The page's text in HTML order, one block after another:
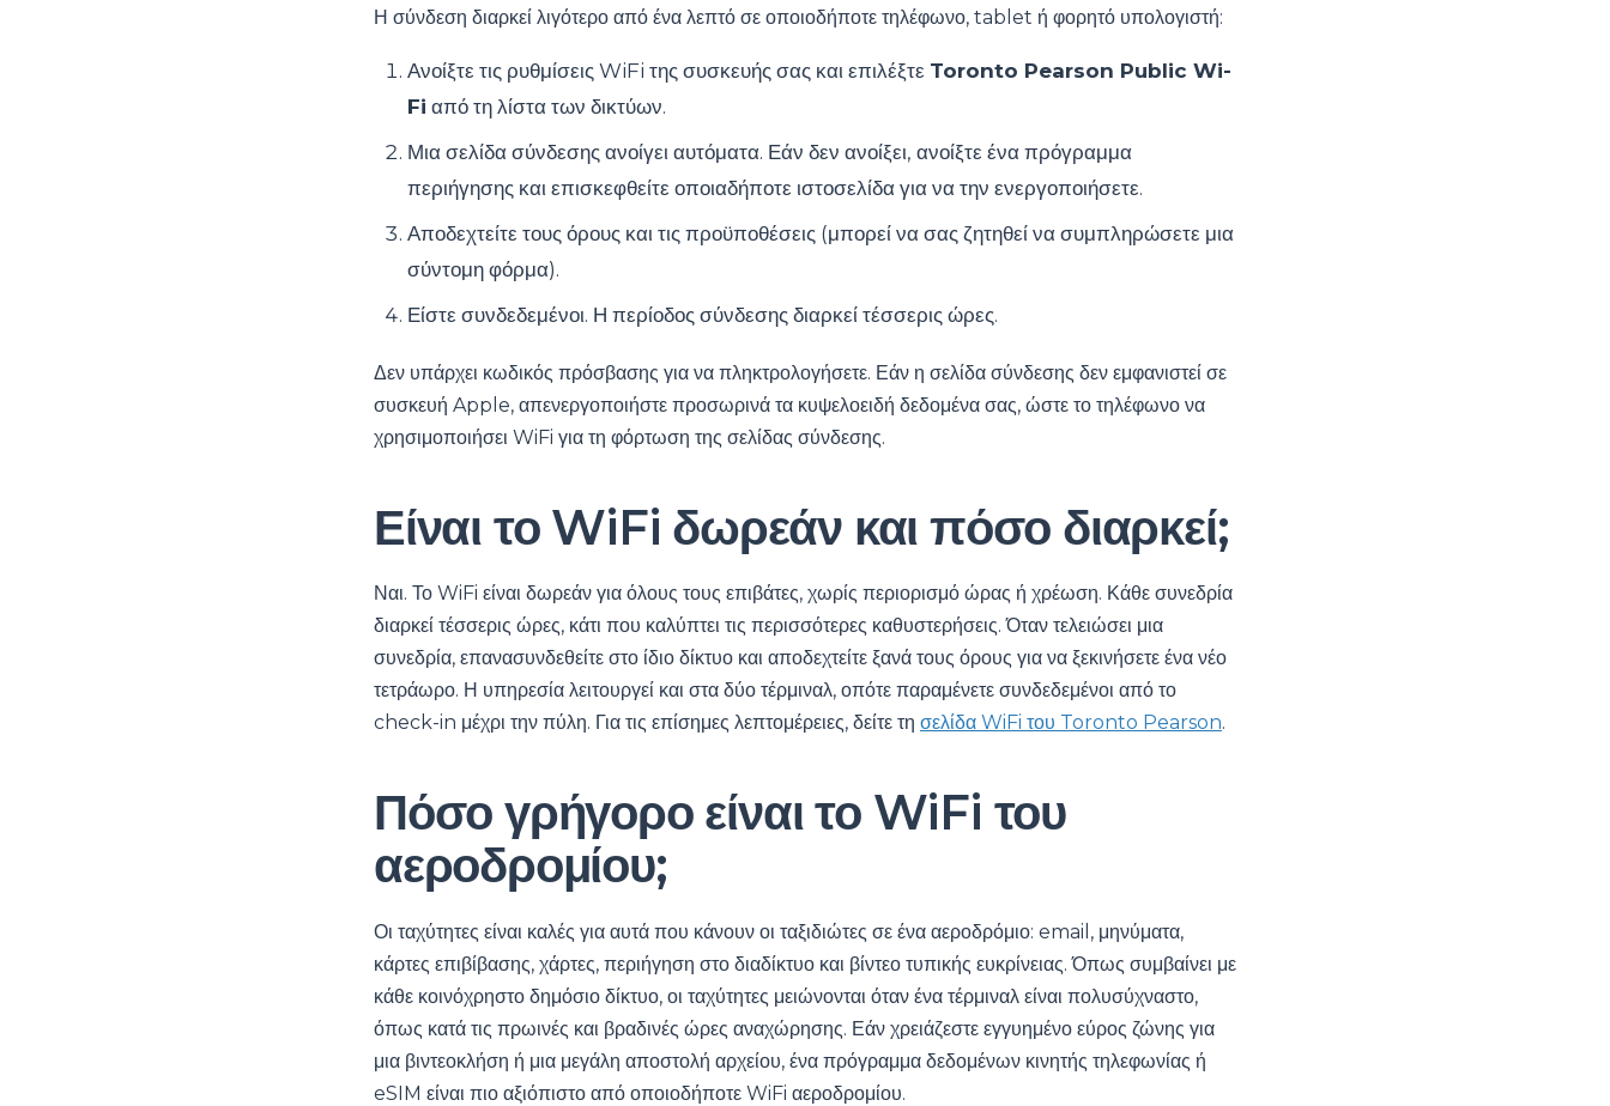
Η σύνδεση διαρκεί λιγότερο από ένα λεπτό σε οποιοδήποτε τηλέφωνο, tablet ή φορητό υπολογιστή:
Ανοίξτε τις ρυθμίσεις WiFi της συσκευής σας και επιλέξτε Toronto Pearson Public Wi-
Fi από τη λίστα των δικτύων.
Μια σελίδα σύνδεσης ανοίγει αυτόματα. Εάν δεν ανοίξει, ανοίξτε ένα πρόγραμμα
περιήγησης και επισκεφθείτε οποιαδήποτε ιστοσελίδα για να την ενεργοποιήσετε.
Αποδεχτείτε τους όρους και τις προϋποθέσεις (μπορεί να σας ζητηθεί να συμπληρώσετε μια
σύντομη φόρμα).
Είστε συνδεδεμένοι. Η περίοδος σύνδεσης διαρκεί τέσσερις ώρες.
Δεν υπάρχει κωδικός πρόσβασης για να πληκτρολογήσετε. Εάν η σελίδα σύνδεσης δεν εμφανιστεί σε
συσκευή Apple, απενεργοποιήστε προσωρινά τα κυψελοειδή δεδομένα σας, ώστε το τηλέφωνο να
χρησιμοποιήσει WiFi για τη φόρτωση της σελίδας σύνδεσης.
Είναι το WiFi δωρεάν και πόσο διαρκεί;
Ναι. Το WiFi είναι δωρεάν για όλους τους επιβάτες, χωρίς περιορισμό ώρας ή χρέωση. Κάθε συνεδρία
διαρκεί τέσσερις ώρες, κάτι που καλύπτει τις περισσότερες καθυστερήσεις. Όταν τελειώσει μια
συνεδρία, επανασυνδεθείτε στο ίδιο δίκτυο και αποδεχτείτε ξανά τους όρους για να ξεκινήσετε ένα νέο
τετράωρο. Η υπηρεσία λειτουργεί και στα δύο τέρμιναλ, οπότε παραμένετε συνδεδεμένοι από το
check-in μέχρι την πύλη. Για τις επίσημες λεπτομέρειες, δείτε τη σελίδα WiFi του Toronto Pearson.
Πόσο γρήγορο είναι το WiFi του
αεροδρομίου;
Οι ταχύτητες είναι καλές για αυτά που κάνουν οι ταξιδιώτες σε ένα αεροδρόμιο: email, μηνύματα,
κάρτες επιβίβασης, χάρτες, περιήγηση στο διαδίκτυο και βίντεο τυπικής ευκρίνειας. Όπως συμβαίνει με
κάθε κοινόχρηστο δημόσιο δίκτυο, οι ταχύτητες μειώνονται όταν ένα τέρμιναλ είναι πολυσύχναστο,
όπως κατά τις πρωινές και βραδινές ώρες αναχώρησης. Εάν χρειάζεστε εγγυημένο εύρος ζώνης για
μια βιντεοκλήση ή μια μεγάλη αποστολή αρχείου, ένα πρόγραμμα δεδομένων κινητής τηλεφωνίας ή
eSIM είναι πιο αξιόπιστο από οποιοδήποτε WiFi αεροδρομίου.